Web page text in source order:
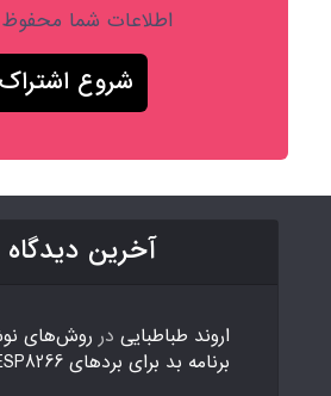
اطلاعات شما
آخرین
اروند طباطبایی در روش‌های
برنامه بد برای بردهای ESP8266